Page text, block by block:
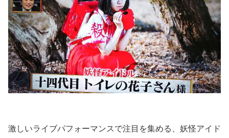
激しいライブパフォーマンスで注目を集める、妖怪アイド